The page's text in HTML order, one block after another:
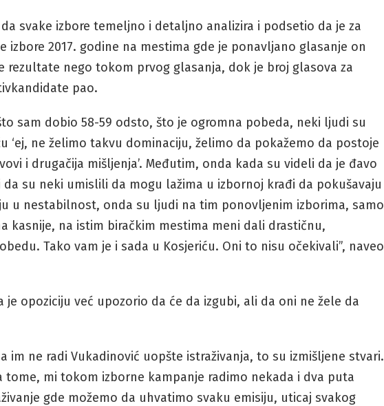
svake izbore temeljno i detaljno analizira i podsetio da je za
izbore 2017. godine na mestima gde je ponavljano glasanje on
rezultate nego tokom prvog glasanja, dok je broj glasova za
pao.
sam dobio 58-59 odsto, što je ogromna pobeda, neki ljudi su
‘ej, ne želimo takvu dominaciju, želimo da pokažemo da postoje
i drugačija mišljenja’. Međutim, onda kada su videli da je đavo
da su neki umislili da mogu lažima u izbornoj krađi da pokušavaju
u nestabilnost, onda su ljudi na tim ponovljenim izborima, samo
kasnije, na istim biračkim mestima meni dali drastičnu,
Tako vam je i sada u Kosjeriću. Oni to nisu očekivali”, naveo
je opoziciju već upozorio da će da izgubi, ali da oni ne žele da
im ne radi Vukadinović uopšte istraživanja, to su izmišljene stvari.
tome, mi tokom izborne kampanje radimo nekada i dva puta
gde možemo da uhvatimo svaku emisiju, uticaj svakog